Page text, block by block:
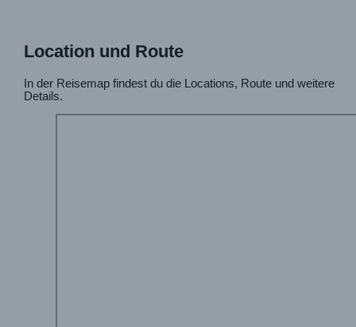
Location und Route
In der Reisemap findest du die Locations, Route und weitere
Details.